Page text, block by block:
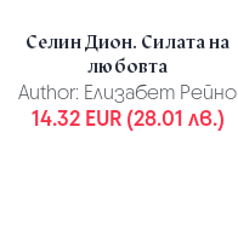
Селин Дион. Силата на
любовта
Author: Елизабет Рейно
14.32 EUR (28.01 лв.)